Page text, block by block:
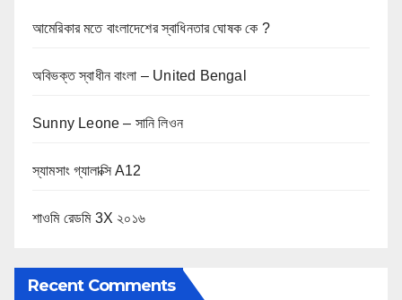
আমেরিকার মতে বাংলাদেশের স্বাধিনতার ঘোষক কে ?
অবিভক্ত স্বাধীন বাংলা – United Bengal
Sunny Leone – সানি লিওন
স্যামসাং গ্যালাক্সি A12
শাওমি রেডমি 3X ২০১৬
Recent Comments